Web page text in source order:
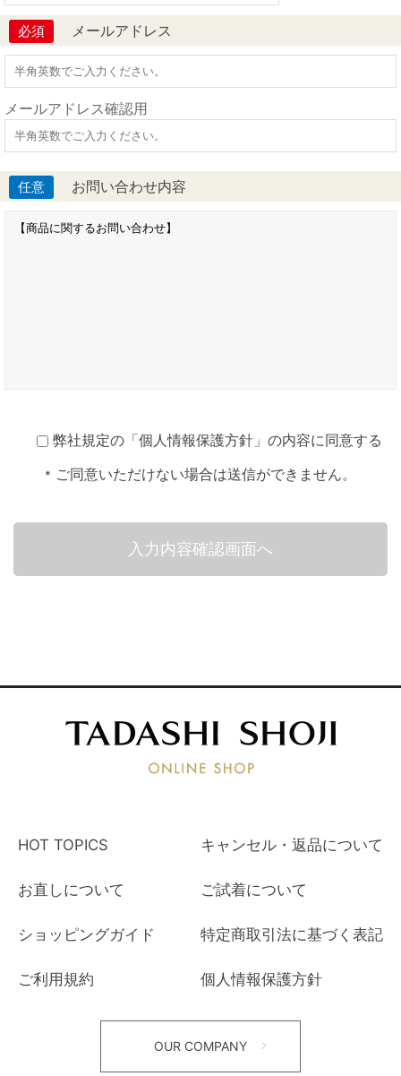
必須 メールアドレス
メールアドレス確認用
任意 お問い合わせ内容
弊社規定の「個人情報保護方針 」の内容に同意する
* ご同意いただけない場合は送信ができません。
HOT TOPICS キャンセル・返品について
お直しについて ご試着について
ショッピングガイド 特定商取引法に基づく表記
ご利用規約 個人情報保護方針
OUR COMPANY